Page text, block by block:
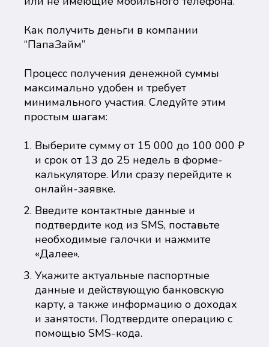
Как получить деньги в компании
“ПапаЗайм”
Процесс получения денежной суммы
максимально удобен и требует
минимального участия. Следуйте этим
простым шагам:
Выберите сумму от 15 000 до 100 000 ₽
и срок от 13 до 25 недель в форме-
калькуляторе. Или сразу перейдите к
онлайн-заявке.
Введите контактные данные и
подтвердите код из SMS, поставьте
необходимые галочки и нажмите
«Далее».
Укажите актуальные паспортные
данные и действующую банковскую
карту, а также информацию о доходах
и занятости. Подтвердите операцию с
помощью SMS-кода.